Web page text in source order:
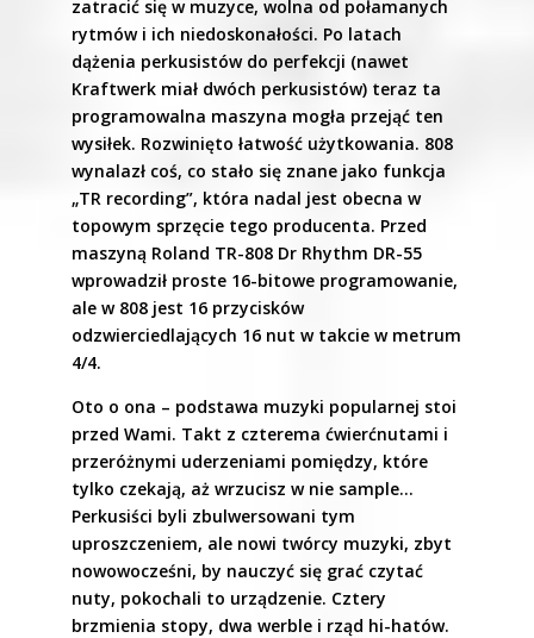
zatracić się w muzyce, wolna od połamanych
rytmów i ich niedoskonałości. Po latach
dążenia perkusistów do perfekcji (nawet
Kraftwerk miał dwóch perkusistów) teraz ta
programowalna maszyna mogła przejąć ten
wysiłek. Rozwinięto łatwość użytkowania. 808
wynalazł coś, co stało się znane jako funkcja
„TR recording”, która nadal jest obecna w
topowym sprzęcie tego producenta. Przed
maszyną Roland TR-808 Dr Rhythm DR-55
wprowadził proste 16-bitowe programowanie,
ale w 808 jest 16 przycisków
odzwierciedlających 16 nut w takcie w metrum
4/4.
Oto o ona – podstawa muzyki popularnej stoi
przed Wami. Takt z czterema ćwierćnutami i
przeróżnymi uderzeniami pomiędzy, które
tylko czekają, aż wrzucisz w nie sample…
Perkusiści byli zbulwersowani tym
uproszczeniem, ale nowi twórcy muzyki, zbyt
nowowocześni, by nauczyć się grać czytać
nuty, pokochali to urządzenie. Cztery
brzmienia stopy, dwa werble i rząd hi-hatów.